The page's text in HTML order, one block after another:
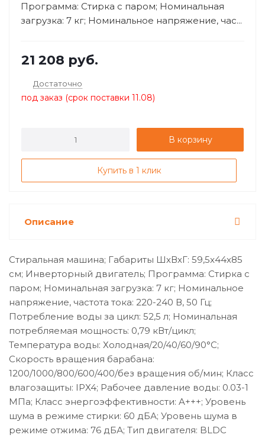
Программа: Стирка с паром; Номинальная
загрузка: 7 кг; Номинальное напряжение, час...
21 208 руб.
Достаточно
под заказ (срок поставки 11.08)
В корзину
Купить в 1 клик
Описание
Стиральная машина; Габариты ШхВхГ: 59,5x44х85
см; Инверторный двигатель; Программа: Стирка с
паром; Номинальная загрузка: 7 кг; Номинальное
напряжение, частота тока: 220-240 В, 50 Гц;
Потребление воды за цикл: 52,5 л; Номинальная
потребляемая мощность: 0,79 кВт/цикл;
Температура воды: Холодная/20/40/60/90°C;
Скорость вращения барабана:
1200/1000/800/600/400/без вращения об/мин; Класс
влагозащиты: IPX4; Рабочее давление воды: 0.03-1
МПа; Класс энергоэффективности: A+++; Уровень
шума в режиме стирки: 60 дБА; Уровень шума в
режиме отжима: 76 дБА; Тип двигателя: BLDC